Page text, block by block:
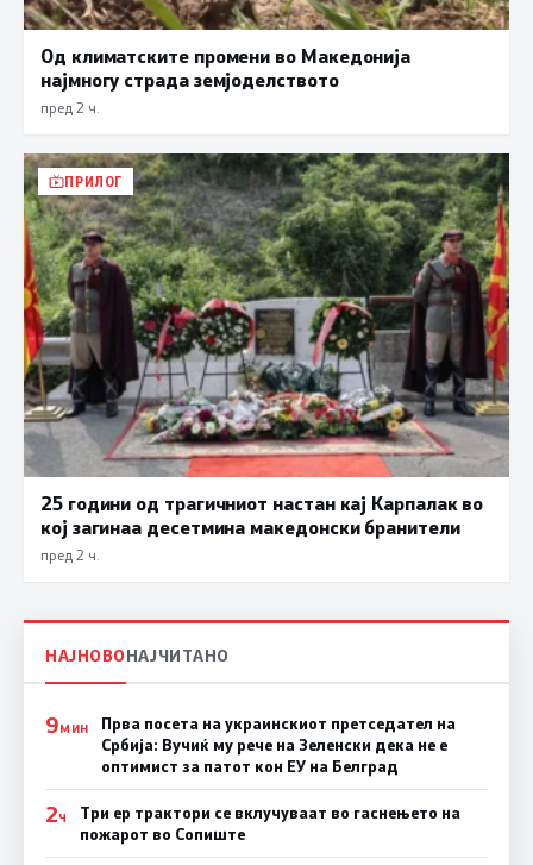
Од климатските промени во Македонија
најмногу страда земјоделството
пред 2 ч.
ПРИЛОГ
25 години од трагичниот настан кај Карпалак во
кој загинаа десетмина македонски бранители
пред 2 ч.
НАЈНОВОНАЈЧИТАНО
9МИН
Прва посета на украинскиот претседател на
Србија: Вучиќ му рече на Зеленски дека не е
оптимист за патот кон ЕУ на Белград
2Ч
Три ер трактори се вклучуваат во гаснењето на
пожарот во Сопиште